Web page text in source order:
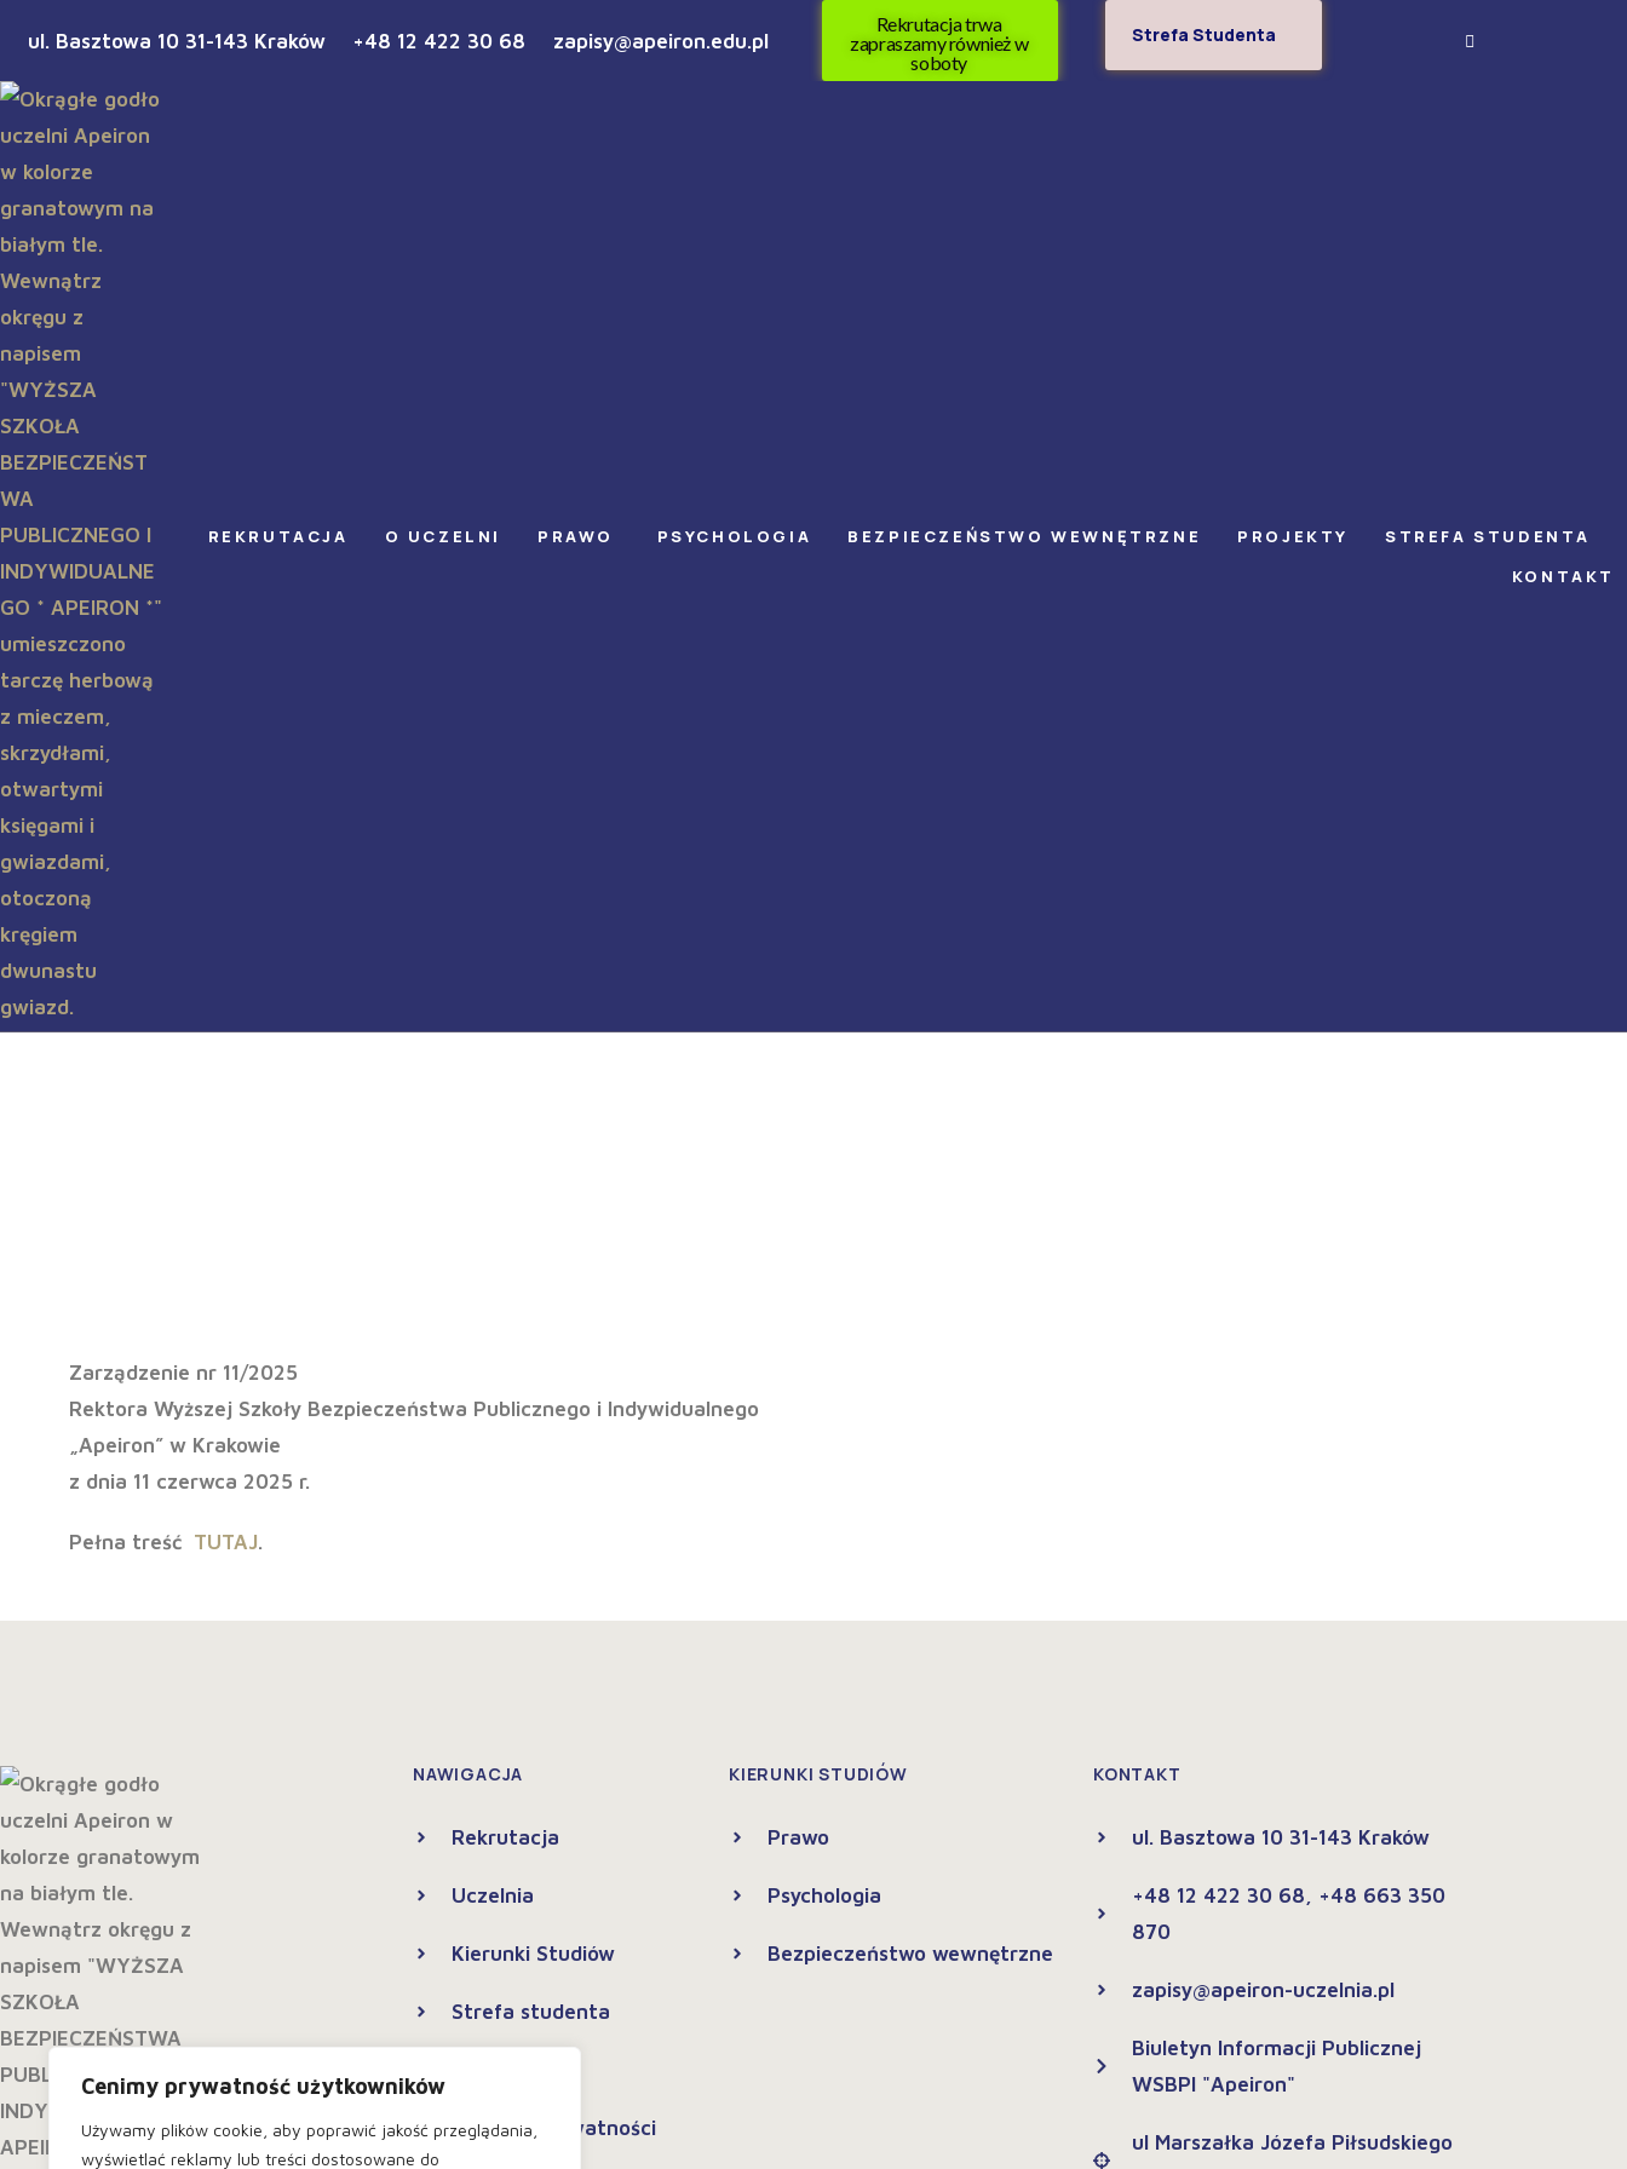
Cenimy prywatność użytkowników
Używamy plików cookie, aby poprawić jakość przeglądania,
wyświetlać reklamy lub treści dostosowane do
ul. Basztowa 10 31-143 Kraków +48 12 422 30 68 zapisy@apeiron.edu.pl
Rekrutacja trwa
zapraszamy również w
soboty
Strefa Studenta
REKRUTACJA O UCZELNI PRAWO PSYCHOLOGIA BEZPIECZEŃSTWO WEWNĘTRZNE PROJEKTY
STREFA STUDENTA
KONTAKT
Zarządzenie nr 11/2025
Rektora Wyższej Szkoły Bezpieczeństwa Publicznego i Indywidualnego
„Apeiron” w Krakowie
z dnia 11 czerwca 2025 r.
Pełna treść TUTAJ.
NAWIGACJA
Rekrutacja
Uczelnia
Kierunki Studiów
Strefa studenta
Polityka prywatności
KIERUNKI STUDIÓW
Prawo
Psychologia
Bezpieczeństwo wewnętrzne
KONTAKT
ul. Basztowa 10 31-143 Kraków
+48 12 422 30 68, +48 663 350
870
zapisy@apeiron-uczelnia.pl
Biuletyn Informacji Publicznej
WSBPI "Apeiron"
ul Marszałka Józefa Piłsudskiego